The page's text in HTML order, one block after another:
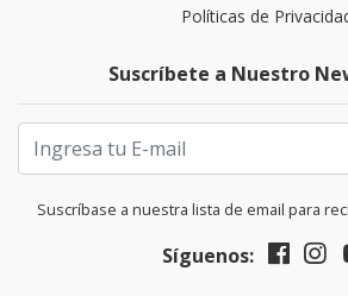
Políticas de
Suscríbete a Nuestro
Suscríbase a nuestra lista de email para
Síguenos: